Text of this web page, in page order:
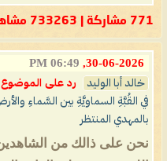
771 مشاركة | 733263 مشاهدة
30-06-2026,
06:49 PM
خالد أبا الوليد رد على الموضوع
في القُبَّةِ السماويَّةِ بين السَّماءِ
بالمهدي المنتظر
نحن على ذالك من